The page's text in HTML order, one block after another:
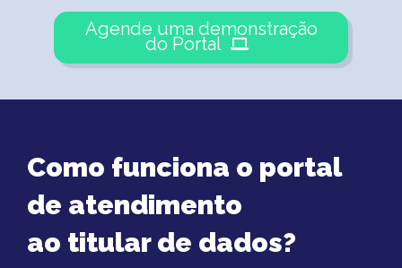
Agende uma demonstração
do Portal
Como funciona o portal
de atendimento
ao titular de dados?